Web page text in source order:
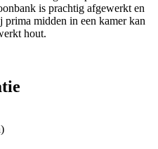
is prachtig afgewerkt en
midden in een kamer kan
hout.